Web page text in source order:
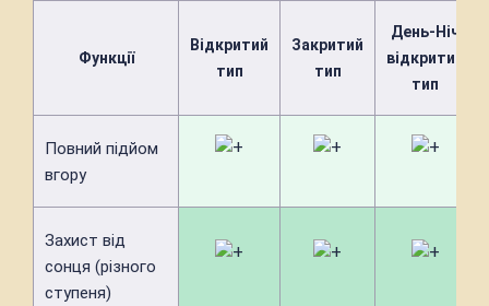
Функції
Відкритий
тип
Закритий
тип
День-Ніч
відкритий
тип
Повний підйом
вгору
Захист від
сонця (різного
ступеня)